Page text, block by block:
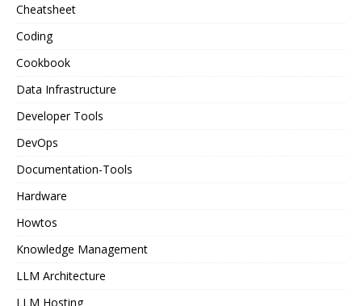
Cheatsheet
Coding
Cookbook
Data Infrastructure
Developer Tools
DevOps
Documentation-Tools
Hardware
Howtos
Knowledge Management
LLM Architecture
LLM Hosting